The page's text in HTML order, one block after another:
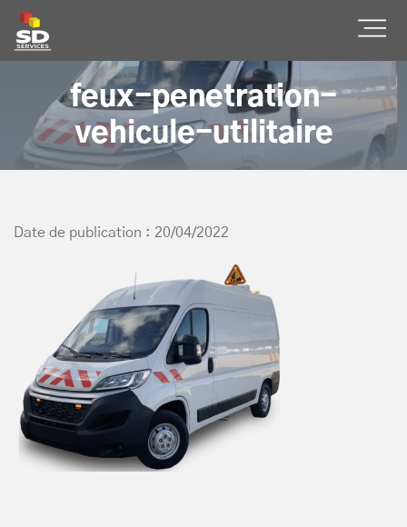
SD Services
feux-penetration-
vehicule-utilitaire
Date de publication : 20/04/2022